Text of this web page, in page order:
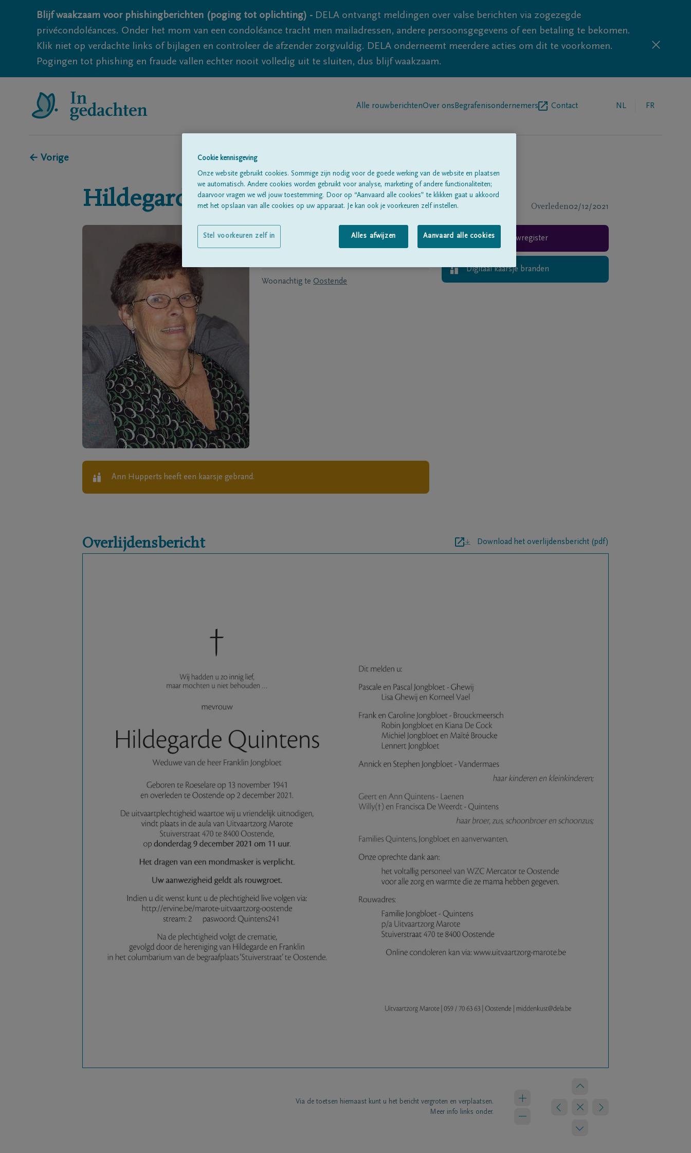
Blijf waakzaam voor phishingberichten (poging tot oplichting) - DELA ontvangt meldingen over valse berichten via zogezegde
privécondoléances. Onder het mom van een condoléance tracht men mailadressen, andere persoonsgegevens of een betaling te bekomen.
Klik niet op verdachte links of bijlagen en controleer de afzender zorgvuldig. DELA onderneemt meerdere acties om dit te voorkomen.
Pogingen tot phishing en fraude vallen echter nooit volledig uit te sluiten, dus blijf waakzaam.
Alle rouwberichtenOver ons Begrafenisondernemers Contact NL FR
← Vorige
Hildegarde Quintens Overleden02/12/2021
Geboren te 13/11/1941
Woonachtig te Oostende
Ann Hupperts heeft een kaarsje gebrand.
Rouwregister
Digitaal kaarsje branden
Overlijdensbericht Download het overlijdensbericht (pdf)
Via de toetsen hiernaast kunt u het bericht vergroten en verplaatsen.
Meer info links onder.
Cookie kennisgeving
Onze website gebruikt cookies. Sommige zijn nodig voor de goede werking van de website en plaatsen
we automatisch. Andere cookies worden gebruikt voor analyse, marketing of andere functionaliteiten;
daarvoor vragen we wél jouw toestemming. Door op “Aanvaard alle cookies” te klikken gaat u akkoord
met het opslaan van alle cookies op uw apparaat. Je kan ook je voorkeuren zelf instellen.
Alles afwijzen Aanvaard alle cookies
Stel voorkeuren zelf in